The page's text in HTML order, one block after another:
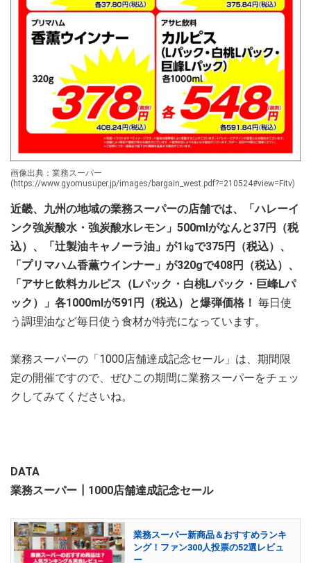
画像出典：業務スーパー
(https://www.gyomusuper.jp/images/bargain_west.pdf?=210524#view=Fitv)
近畿、九州の地域の業務スーパーの店舗では、「ハレーイ
ンク強炭酸水・強炭酸水レモン」500mlがなんと37円（税
込）、「辻製油キャノーラ油」が1㎏で375円（税込）、
「プリマハム香薫ウインナー」が320gで408円（税込）、
「アサヒ飲料カルピス（Lパック・白桃Lパック・巨峰Lパ
ック）」各1000mlが591円（税込）と爆弾価格！ 毎日使
う調理油など毎日使う食材が特売になっています。
業務スーパーの「1000店舗達成記念セール」は、期間限
定の開催ですので、ぜひこの期間に業務スーパーをチェッ
クしてみてくださいね。
DATA
業務スーパー┃1000店舗達成記念セール
業務スーパー新商品＆おすすめランキ
ング！ファン300人投票の52選レビュ
ー